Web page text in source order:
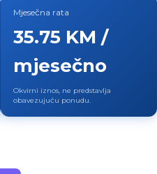
Mjesečna rata
35.75 KM /
mjesečno
Okvirni iznos, ne predstavlja
obavezujuću ponudu.